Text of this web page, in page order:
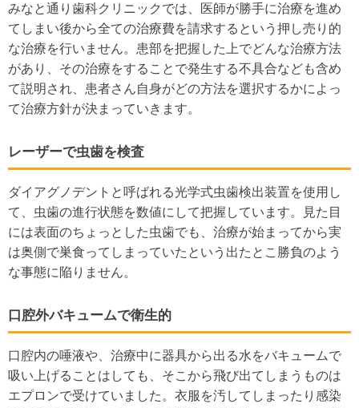
みなと通り歯科クリニックでは、医師が勝手に治療を進め
てしまい後から全ての治療費を請求するという押し売り的
な治療を行いません。患部を把握した上でどんな治療方法
があり、その治療をすることで発生する不具合なども含め
て説明され、患者さん自身がどの方法を選択するかによっ
て治療方針が決まっていきます。
レーザーで虫歯を検査
ダイアグノデントと呼ばれる光学式虫歯検出装置を使用し
て、虫歯の進行状態を数値にして把握しています。見た目
には表面のちょっとした虫歯でも、治療が始まってから実
は奥側で巣食ってしまっていたという出たとこ勝負のよう
な事態に陥りません。
口腔外バキュームで衛生的
口腔内の唾液や、治療中に器具から出る水をバキュームで
吸い上げることはしても、そこから飛び出てしまうものは
エプロンで受けていました。衣服を汚してしまったり感染